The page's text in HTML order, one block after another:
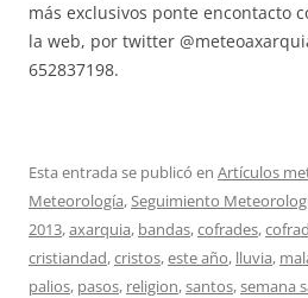
más exclusivos ponte encontacto
la web, por twitter
652837198.
Esta entrada se publicó en Artículos
Meteorología,Seguimiento
2013,axarquia, bandas,cofrades,
cristiandad,cristos,este año, lluvia,
palios, pasos, religion,santos,semana